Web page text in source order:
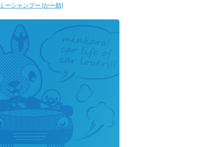
ーシャンプー [かー助]